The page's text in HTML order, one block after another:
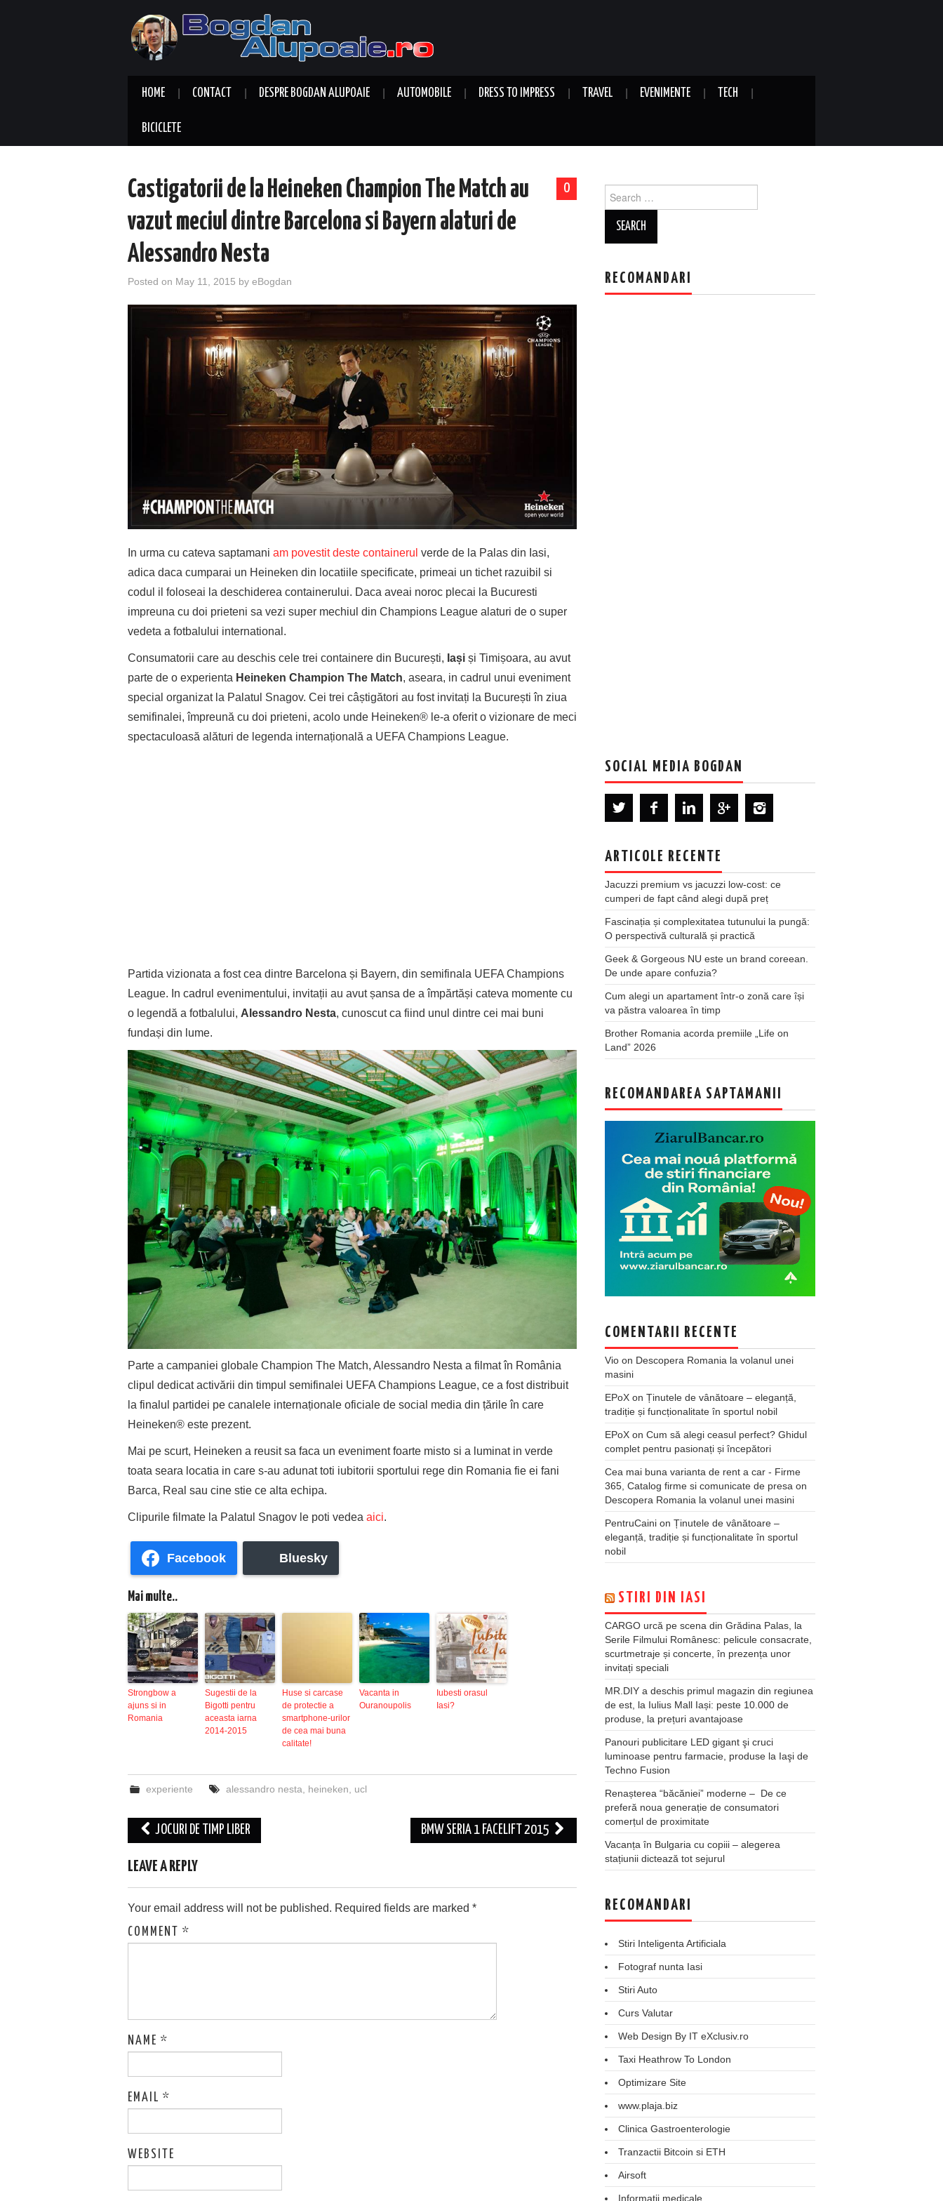
HOME CONTACT DESPRE BOGDAN ALUPOAIE AUTOMOBILE DRESS TO IMPRESS TRAVEL EVENIMENTE TECH
BICICLETE
0
Castigatorii de la Heineken Champion The Match au
vazut meciul dintre Barcelona si Bayern alaturi de
Alessandro Nesta
Posted on May 11, 2015 by eBogdan
In urma cu cateva saptamani am povestit deste containerul verde de la Palas din Iasi,
adica daca cumparai un Heineken din locatiile specificate, primeai un tichet razuibil si
codul il foloseai la deschiderea containerului. Daca aveai noroc plecai la Bucuresti
impreuna cu doi prieteni sa vezi super mechiul din Champions League alaturi de o super
vedeta a fotbalului international.
Consumatorii care au deschis cele trei containere din București, Iași și Timișoara, au avut
parte de o experienta Heineken Champion The Match, aseara, in cadrul unui eveniment
special organizat la Palatul Snagov. Cei trei câștigători au fost invitați la București în ziua
semifinalei, împreună cu doi prieteni, acolo unde Heineken® le-a oferit o vizionare de meci
spectaculoasă alături de legenda internațională a UEFA Champions League.
Partida vizionata a fost cea dintre Barcelona și Bayern, din semifinala UEFA Champions
League. In cadrul evenimentului, invitații au avut șansa de a împărtăși cateva momente cu
o legendă a fotbalului, Alessandro Nesta, cunoscut ca fiind unul dintre cei mai buni
fundași din lume.
Parte a campaniei globale Champion The Match, Alessandro Nesta a filmat în România
clipul dedicat activării din timpul semifinalei UEFA Champions League, ce a fost distribuit
la finalul partidei pe canalele internaționale oficiale de social media din țările în care
Heineken® este prezent.
Mai pe scurt, Heineken a reusit sa faca un eveniment foarte misto si a luminat in verde
toata seara locatia in care s-au adunat toti iubitorii sportului rege din Romania fie ei fani
Barca, Real sau cine stie ce alta echipa.
Clipurile filmate la Palatul Snagov le poti vedea aici.
Facebook Bluesky
Mai multe..
Strongbow a
ajuns si in
Romania
Sugestii de la
Bigotti pentru
aceasta iarna
2014-2015
Huse si carcase
de protectie a
smartphone-urilor
de cea mai buna
calitate!
Vacanta in
Ouranoupolis
Iubesti orasul
Iasi?
experiente alessandro nesta, heineken, ucl
Post
navigation
JOCURI DE TIMP LIBER BMW SERIA 1 FACELIFT 2015
LEAVE A REPLY
Your email address will not be published. Required fields are marked *
COMMENT *
NAME *
EMAIL *
WEBSITE
for:
RECOMANDARI
SOCIAL MEDIA BOGDAN
ARTICOLE RECENTE
Jacuzzi premium vs jacuzzi low-cost: ce
cumperi de fapt când alegi după preț
Fascinația și complexitatea tutunului la pungă:
O perspectivă culturală și practică
Geek & Gorgeous NU este un brand coreean.
De unde apare confuzia?
Cum alegi un apartament într-o zonă care își
va păstra valoarea în timp
Brother Romania acorda premiile „Life on
Land” 2026
RECOMANDAREA SAPTAMANII
COMENTARII RECENTE
Vio on Descopera Romania la volanul unei
masini
EPoX on Ținutele de vânătoare – eleganță,
tradiție și funcționalitate în sportul nobil
EPoX on Cum să alegi ceasul perfect? Ghidul
complet pentru pasionați și începători
Cea mai buna varianta de rent a car - Firme
365, Catalog firme si comunicate de presa on
Descopera Romania la volanul unei masini
PentruCaini on Ținutele de vânătoare –
eleganță, tradiție și funcționalitate în sportul
nobil
STIRI DIN IASI
CARGO urcă pe scena din Grădina Palas, la
Serile Filmului Românesc: pelicule consacrate,
scurtmetraje și concerte, în prezența unor
invitați speciali
MR.DIY a deschis primul magazin din regiunea
de est, la Iulius Mall Iași: peste 10.000 de
produse, la prețuri avantajoase
Panouri publicitare LED gigant şi cruci
luminoase pentru farmacie, produse la Iaşi de
Techno Fusion
Renașterea “băcăniei” moderne – De ce
preferă noua generație de consumatori
comerțul de proximitate
Vacanța în Bulgaria cu copiii – alegerea
stațiunii dictează tot sejurul
RECOMANDARI
Stiri Inteligenta Artificiala
Fotograf nunta Iasi
Stiri Auto
Curs Valutar
Web Design By IT eXclusiv.ro
Taxi Heathrow To London
Optimizare Site
www.plaja.biz
Clinica Gastroenterologie
Tranzactii Bitcoin si ETH
Airsoft
Informatii medicale